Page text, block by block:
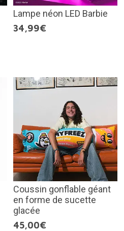
Lampe néon LED Barbie
34,99€
Coussin gonflable géant
en forme de sucette
glacée
45,00€